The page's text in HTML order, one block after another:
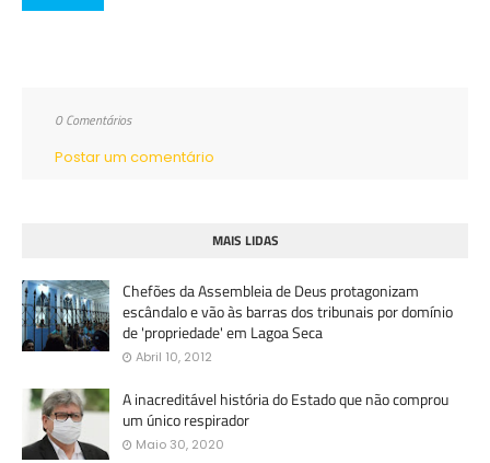
0 Comentários
Postar um comentário
MAIS LIDAS
Chefões da Assembleia de Deus protagonizam
escândalo e vão às barras dos tribunais por domínio
de 'propriedade' em Lagoa Seca
Abril 10, 2012
A inacreditável história do Estado que não comprou
um único respirador
Maio 30, 2020